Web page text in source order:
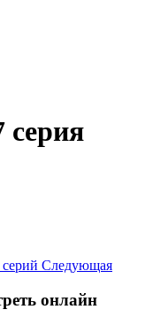
серия
Следующая
онлайн